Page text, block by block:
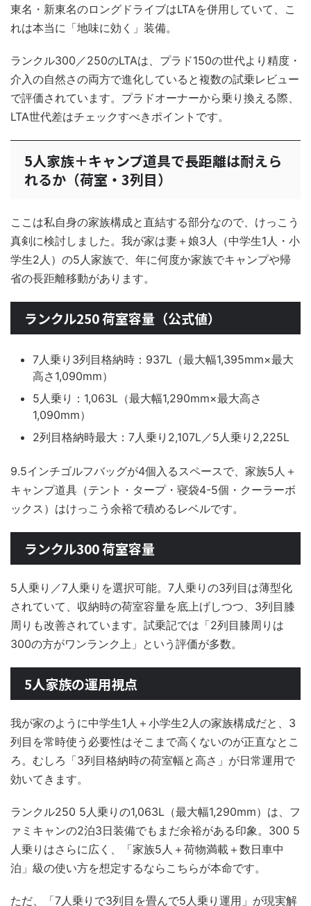
東名・新東名のロングドライブはLTAを併用していて、こ
れは本当に「地味に効く」装備。
ランクル300／250のLTAは、プラド150の世代より精度・
介入の自然さの両方で進化していると複数の試乗レビュー
で評価されています。プラドオーナーから乗り換える際、
LTA世代差はチェックすべきポイントです。
5人家族＋キャンプ道具で長距離は耐えら
れるか（荷室・3列目）
ここは私自身の家族構成と直結する部分なので、けっこう
真剣に検討しました。我が家は妻＋娘3人（中学生1人・小
学生2人）の5人家族で、年に何度か家族でキャンプや帰
省の長距離移動があります。
ランクル250 荷室容量（公式値）
7人乗り3列目格納時：937L（最大幅1,395mm×最大
高さ1,090mm）
5人乗り：1,063L（最大幅1,290mm×最大高さ
1,090mm）
2列目格納時最大：7人乗り2,107L／5人乗り2,225L
9.5インチゴルフバッグが4個入るスペースで、家族5人＋
キャンプ道具（テント・タープ・寝袋4-5個・クーラーボ
ックス）はけっこう余裕で積めるレベルです。
ランクル300 荷室容量
5人乗り／7人乗りを選択可能。7人乗りの3列目は薄型化
されていて、収納時の荷室容量を底上げしつつ、3列目膝
周りも改善されています。試乗記では「2列目膝周りは
300の方がワンランク上」という評価が多数。
5人家族の運用視点
我が家のように中学生1人＋小学生2人の家族構成だと、3
列目を常時使う必要性はそこまで高くないのが正直なとこ
ろ。むしろ「3列目格納時の荷室幅と高さ」が日常運用で
効いてきます。
ランクル250 5人乗りの1,063L（最大幅1,290mm）は、フ
ァミキャンの2泊3日装備でもまだ余裕がある印象。300 5
人乗りはさらに広く、「家族5人＋荷物満載＋数日車中
泊」級の使い方を想定するならこちらが本命です。
ただ、「7人乗りで3列目を畳んで5人乗り運用」が現実解